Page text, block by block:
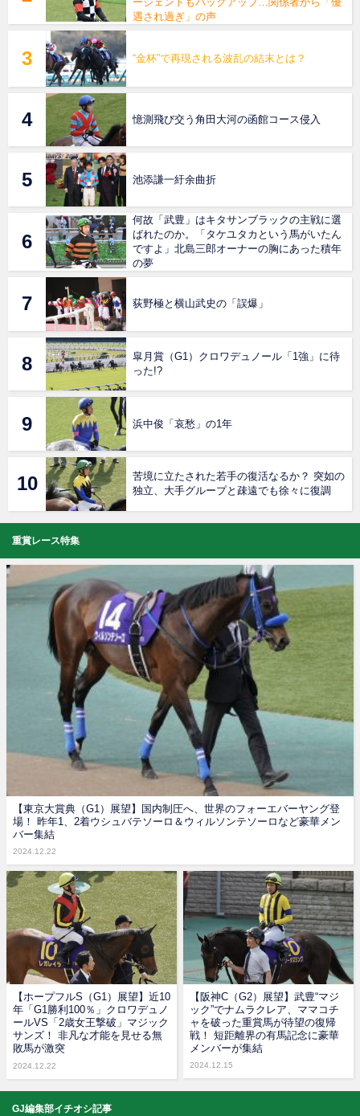
遇され過ぎ」の声
“金杯”で再現される波乱の結末とは？
憶測飛び交う角田大河の函館コース侵入
池添謙一紆余曲折
何故「武豊」はキタサンブラックの主戦に選
ばれたのか。「タケユタカという馬がいたん
ですよ」北島三郎オーナーの胸にあった積年
の夢
荻野極と横山武史の「誤爆」
皐月賞（G1）クロワデュノール「1強」に待
った!?
浜中俊「哀愁」の1年
苦境に立たされた若手の復活なるか？ 突如の
独立、大手グループと疎遠でも徐々に復調
重賞レース特集
【東京大賞典（G1）展望】国内制圧へ、世界のフォーエバーヤング登
場！ 昨年1、2着ウシュバテソーロ＆ウィルソンテソーロなど豪華メン
バー集結
2024.12.22
【ホープフルS（G1）展望】近10
年「G1勝利100％」クロワデュノ
ールVS「2歳女王撃破」マジック
サンズ！ 非凡な才能を見せる無
敗馬が激突
2024.12.22
【阪神C（G2）展望】武豊“マジ
ック”でナムラクレア、ママコチ
ャを破った重賞馬が待望の復帰
戦！ 短距離界の有馬記念に豪華
メンバーが集結
2024.12.15
GJ編集部イチオシ記事